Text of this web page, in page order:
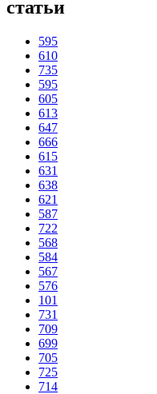
статьи
595
610
735
595
605
613
647
666
615
631
638
621
587
722
568
584
567
576
101
731
709
699
705
725
714